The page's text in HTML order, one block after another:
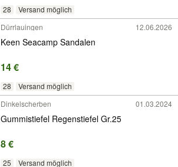
28 Versand möglich
Dürrlauingen 12.06.2026
Keen Seacamp Sandalen
14 €
28
Versand möglich
Dinkelscherben
01.03.2024
Gummistiefel Regenstiefel Gr.25
8 €
25 Versand möglich